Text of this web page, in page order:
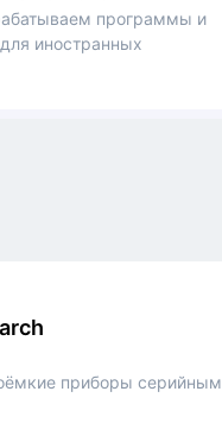
программы и
иностранных
приборы серийным